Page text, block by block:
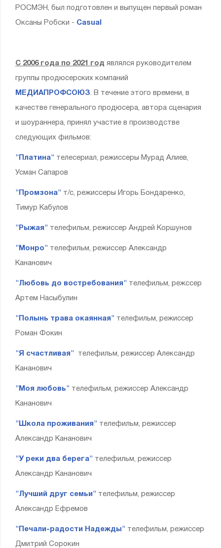
РОСМЭН, был подготовлен и выпущен первый роман
Оксаны Робски - Casual
С 2006 года по 2021 год являлся руководителем
группы продюсерских компаний
МЕДИАПРОФСОЮЗ. В течение этого времени, в
качестве генерального продюсера, автора сценария
и шоураннера, принял участие в производстве
следующих фильмов:
"Платина" телесериал, режиссеры Мурад Алиев,
Усман Сапаров
"Промзона" т/с, режиссеры Игорь Бондаренко,
Тимур Кабулов
"Рыжая" телефильм, режиссер Андрей Коршунов
"Монро" телефильм, режиссер Александр
Кананович
"Любовь до востребования" телефильм, режссер
Артем Насыбулин
"Полынь трава окаянная" телефильм, режиссер
Роман Фокин
"Я счастливая" телефильм, режиссер Александр
Кананович
"Моя любовь" телефильм, режиссер Александр
Кананович
"Школа проживания" телефильм, режиссер
Александр Кананович
"У реки два берега" телефильм, режиссер
Александр Кананович
"Лучший друг семьи" телефильм, режиссер
Александр Ефремов
"Печали-радости Надежды" телефильм, режиссер
Дмитрий Сорокин